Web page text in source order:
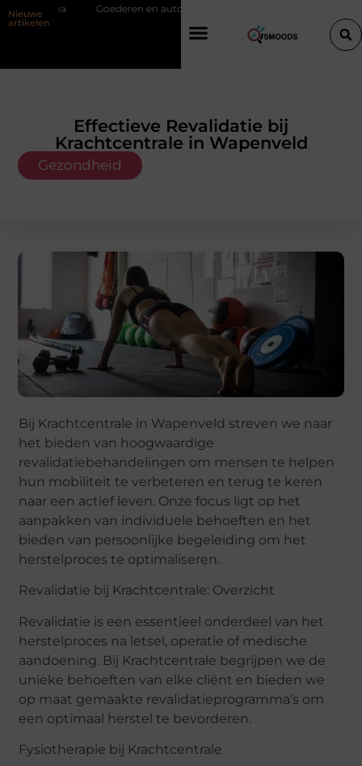
Nieuwe
artikelen
en auto’s slim verplaatsen met twee liften naast elkaar
Effectieve Revalidatie bij
Krachtcentrale in Wapenveld
Gezondheid
Bij Krachtcentrale in Wapenveld streven we naar
het bieden van hoogwaardige
revalidatiebehandelingen om mensen te helpen
hun mobiliteit te verbeteren en terug te keren
naar een actief leven. Onze focus ligt op het
aanpakken van individuele behoeften en het
bieden van persoonlijke begeleiding om het
herstelproces te optimaliseren.
Revalidatie bij Krachtcentrale: Overzicht
Revalidatie is een essentieel onderdeel van het
herstelproces na letsel, operatie of medische
aandoening. Bij Krachtcentrale begrijpen we de
unieke behoeften van elke cliënt en bieden we
op maat gemaakte revalidatieprogramma’s om
een optimaal herstel te bevorderen.
Fysiotherapie bij Krachtcentrale